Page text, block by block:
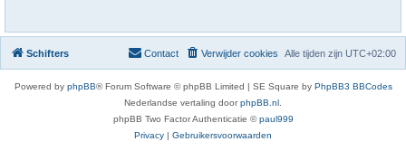
Schifters Alle tijden zijn UTC+02:00
Verwijder cookies
Contact
Powered by phpBB® Forum Software © phpBB Limited | SE Square by PhpBB3 BBCodes
Nederlandse vertaling doorphpBB.nl
phpBB Two Factor Authenticatie ©paul999
Privacy | Gebruikersvoorwaarden